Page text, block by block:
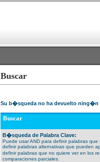
Buscar
Su b�squeda no ha devuelto ning�n
Buscar
B�squeda de Palabra Clave:
Puede usar AND para definir palabras
definir palabras alternativas que pueden
definir palabras que no quiere ver en los
comparaciones parciales.